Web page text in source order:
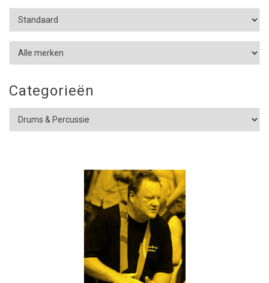
Categorieën